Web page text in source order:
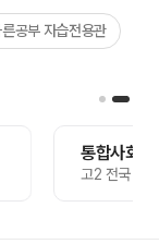
른공부 자습전용관
완벽 솔루션